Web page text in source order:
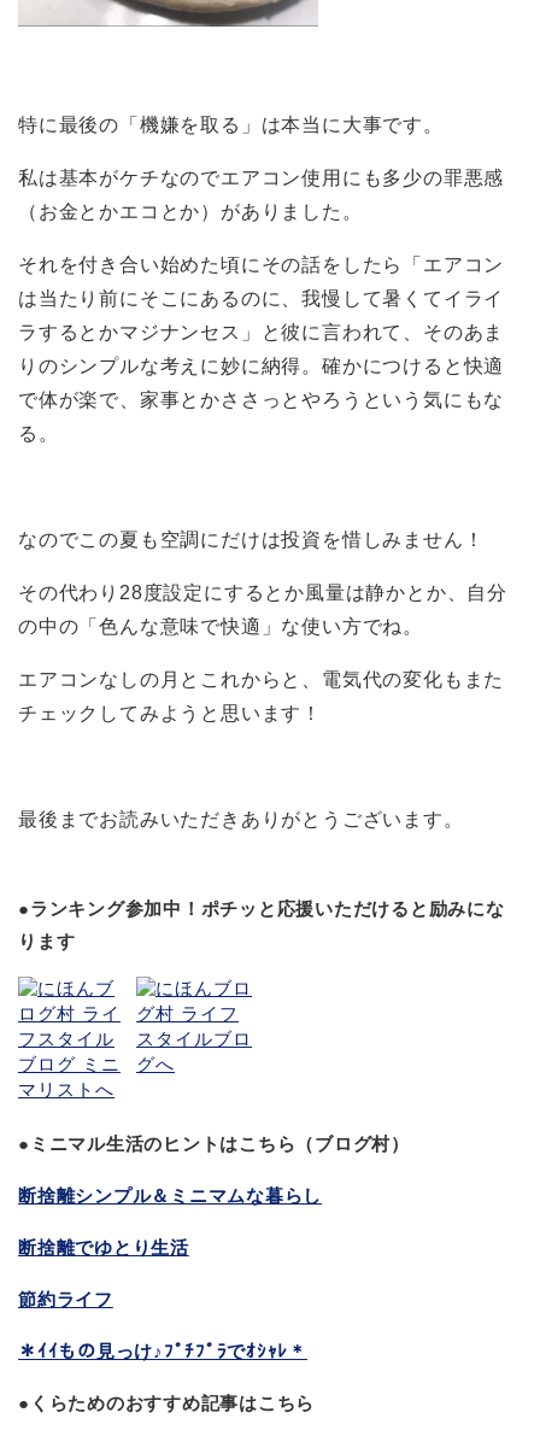
特に最後の「機嫌を取る」は本当に大事です。
私は基本がケチなのでエアコン使用にも多少の罪悪感
（お金とかエコとか）がありました。
それを付き合い始めた頃にその話をしたら「エアコン
は当たり前にそこにあるのに、我慢して暑くてイライ
ラするとかマジナンセス」と彼に言われて、そのあま
りのシンプルな考えに妙に納得。確かにつけると快適
で体が楽で、家事とかささっとやろうという気にもな
る。
なのでこの夏も空調にだけは投資を惜しみません！
その代わり28度設定にするとか風量は静かとか、自分
の中の「色んな意味で快適」な使い方でね。
エアコンなしの月とこれからと、電気代の変化もまた
チェックしてみようと思います！
最後までお読みいただきありがとうございます。
●ランキング参加中！ポチッと応援いただけると励みにな
ります
●ミニマル生活のヒントはこちら（ブログ村）
断捨離シンプル＆ミニマムな暮らし
断捨離でゆとり生活
節約ライフ
＊ｲｲもの見っけ♪ﾌﾟﾁﾌﾟﾗでｵｼｬﾚ＊
●くらためのおすすめ記事はこちら